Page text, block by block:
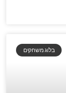
בלוג משחקים